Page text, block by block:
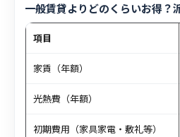
一般賃貸よりどのくらいお得？
項目
家賃（年額）
光熱費（年額）
初期費用（家具家電・敷礼等）